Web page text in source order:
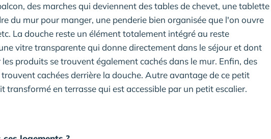
des marches qui deviennent des tables de chevet, une tablette
du mur pour manger, une penderie bien organisée que l'on ouvre
La douche reste un élément totalement intégré au reste
vitre transparente qui donne directement dans le séjour et dont
produits se trouvent également cachés dans le mur. Enfin, des
cachées derrière la douche. Autre avantage de ce petit
transformé en terrasse qui est accessible par un petit escalier.